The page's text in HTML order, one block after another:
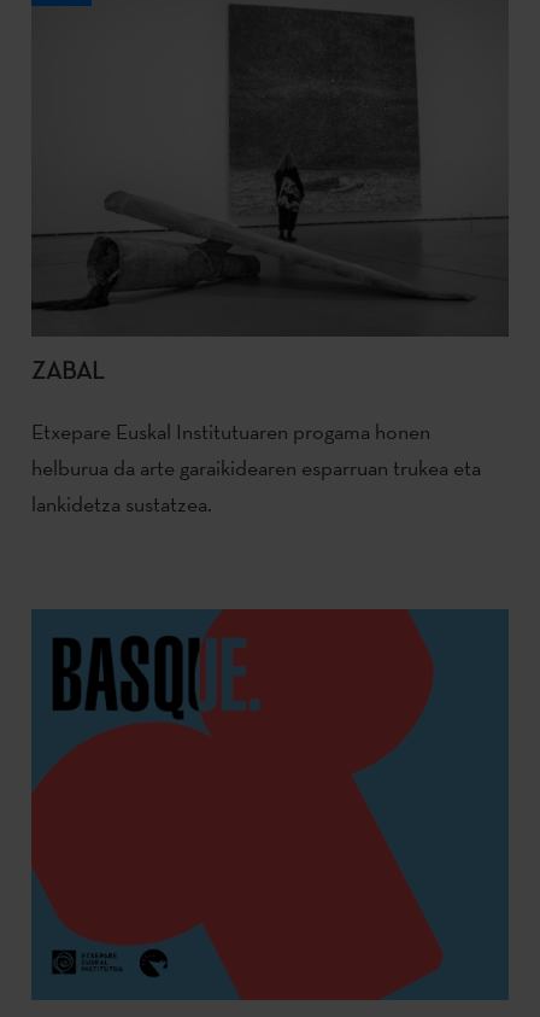
ZABAL
Etxepare Euskal Institutuaren progama honen
helburua da arte garaikidearen esparruan trukea eta
lankidetza sustatzea.